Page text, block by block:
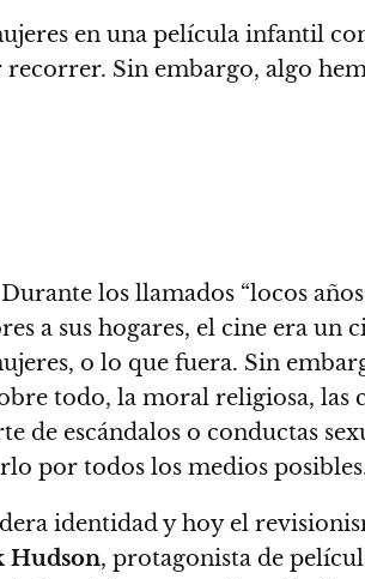
en una película infantil
recorrer. Sin embargo, algo
los llamados “locos años
a sus hogares, el cine era un
o lo que fuera. Sin
todo, la moral religiosa, las
escándalos o conductas
por todos los medios
identidad y hoy el
Hudson, protagonista de